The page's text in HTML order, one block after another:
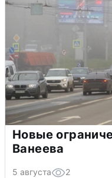
Новые
Ванеева
5 августа 2